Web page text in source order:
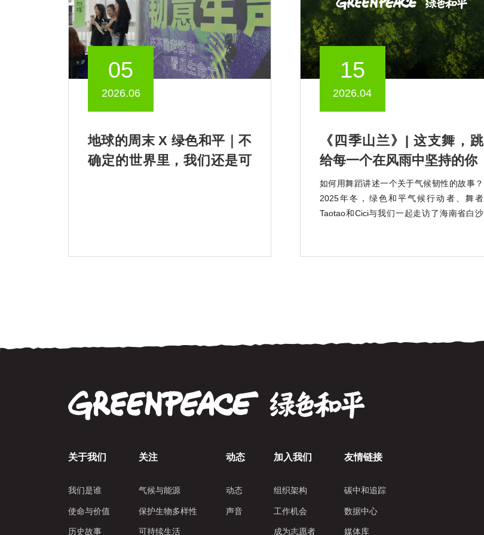
05
2026.06
地球的周末 X 绿色和平｜不
确定的世界里，我们还是可
15
2026.04
《四季山兰》| 这支舞，跳
给每一个在风雨中坚持的你
如何用舞蹈讲述一个关于气候韧性的故事？
2025年冬，绿色和平气候行动者、舞者
Taotao和Cici与我们一起走访了海南省白沙
瘠、颇具气候韧性的山地旱稻，其衍生的山
关于我们
我们是谁
使命与价值
历史故事
关注
气候与能源
保护生物多样性
可持续生活
动态
动态
声音
加入我们
组织架构
工作机会
成为志愿者
友情链接
碳中和追踪
数据中心
媒体库